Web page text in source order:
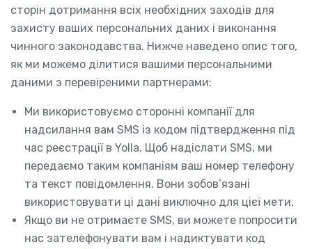
сторін дотримання всіх необхідних заходів для
захисту ваших персональних даних і виконання
чинного законодавства. Нижче наведено опис того,
як ми можемо ділитися вашими персональними
даними з перевіреними партнерами:
Ми використовуємо сторонні компанії для
надсилання вам SMS із кодом підтвердження під
час реєстрації в Yolla. Щоб надіслати SMS, ми
передаємо таким компаніям ваш номер телефону
та текст повідомлення. Вони зобов’язані
використовувати ці дані виключно для цієї мети.
Якщо ви не отримаєте SMS, ви можете попросити
нас зателефонувати вам і надиктувати код